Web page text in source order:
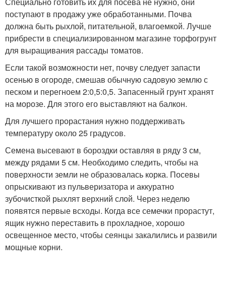
поступают в продажу уже обработанными. Почва
должна быть рыхлой, питательной, влагоемкой. Лучше
прибрести в специализированном магазине торфогрунт
для выращивания рассады томатов.
Если такой возможности нет, почву следует запасти
осенью в огороде, смешав обычную садовую землю с
песком и перегноем 2:0,5:0,5. Запасенный грунт хранят
на морозе. Для этого его выставляют на балкон.
Для лучшего прорастания нужно поддерживать
температуру около 25 градусов.
Семена высевают в бороздки оставляя в ряду 3 см,
между рядами 5 см. Необходимо следить, чтобы на
поверхности земли не образовалась корка. Посевы
опрыскивают из пульверизатора и аккуратно
зубочисткой рыхлят верхний слой. Через неделю
появятся первые всходы. Когда все семечки прорастут,
ящик нужно переставить в прохладное, хорошо
освещенное место, чтобы сеянцы закалились и развили
мощные корни.